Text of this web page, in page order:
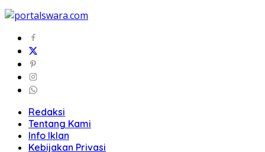
Redaksi
Tentang Kami
Info Iklan
Kebijakan Privasi